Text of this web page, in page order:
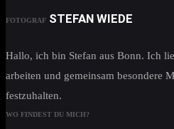
FOTOGRAF STEFAN WIEDE
Hallo, ich bin Stefan aus Bonn. Ich
arbeiten und gemeinsam besondere
festzuhalten.
WO FINDEST DU MICH?